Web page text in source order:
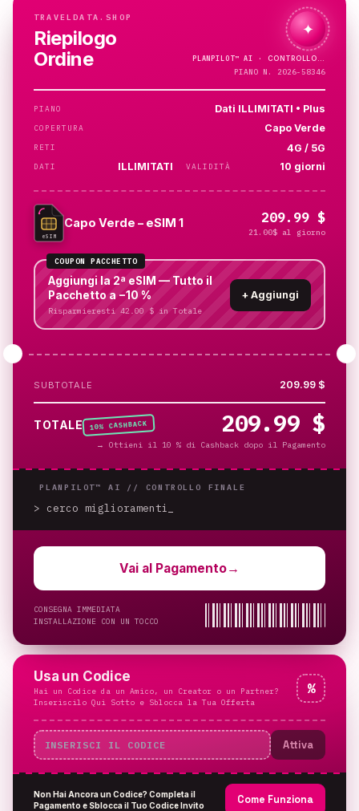
TRAVELDATA.SHOP
Riepilogo
Ordine
✦
PLANPILOT™AI ·
PIANO N. 2026-58346
PIANO Dati ILLIMITATI • Plus
COPERTURA Capo Verde
RETI 4G / 5G
DATI ILLIMITATI VALIDITÀ 10 giorni
eSIM
Capo Verde – eSIM 1 209.99 $
21.00$ al giorno
COUPON PACCHETTO
Aggiungi la 2ª eSIM — Tutto il
Pacchetto a −10 %
Risparmieresti 42.00 $ in Totale
+ Aggiungi
SUBTOTALE 209.99 $
TOTALE 10% CASHBACK 209.99 $
→ Ottieni il 10 % di Cashback dopo il Pagamento
PLANPILOT™ AI // CONTROLLO FINALE
> cerco miglioramenti
Vai al Pagamento→
CONSEGNA IMMEDIATA
INSTALLAZIONE CON UN TOCCO
Usa un Codice
Hai un Codice da un Amico, un Creator o un Partner?
Inseriscilo Qui Sotto e Sblocca la Tua Offerta
%
Attiva
Non Hai Ancora un Codice? Completa il
Pagamento e Sblocca il Tuo Codice Invito
Come Funziona